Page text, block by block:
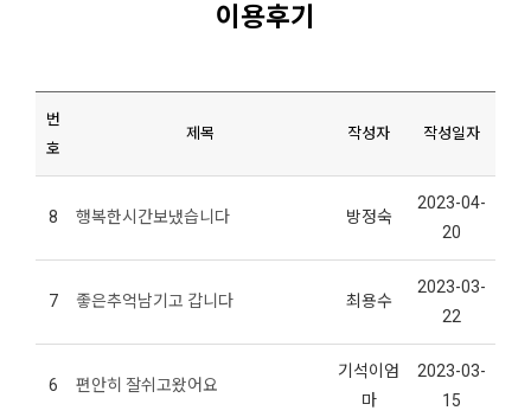
이용후기
번
호
제목 작성자 작성일자
8 행복한시간보냈습니다 방정숙
2023-04-
20
7 좋은추억남기고 갑니다 최용수
2023-03-
22
6 편안히 잘쉬고왔어요
기석이엄
마
2023-03-
15